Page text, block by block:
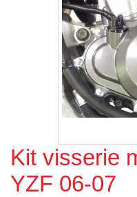
Kit visserie
YZF 06-07